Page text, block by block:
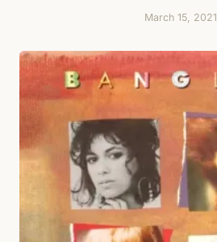
March 15, 2021